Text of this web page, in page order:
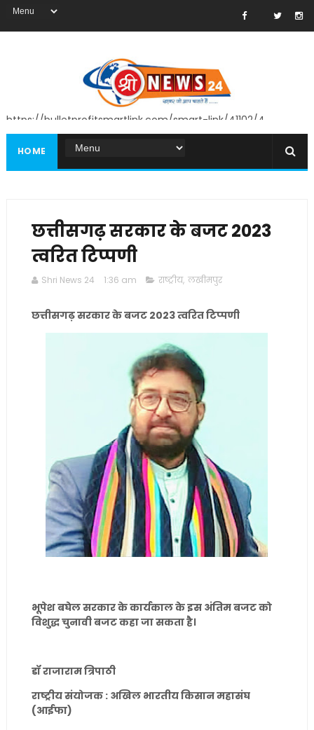
https://bulletprofitsmartlink.com/smart-link/41102/4
HOME
छत्तीसगढ़ सरकार के बजट 2023
त्वरित टिप्पणी
Shri News 24 1:36 am राष्ट्रीय, लखीमपुर
छत्तीसगढ़ सरकार के बजट 2023 त्वरित टिप्पणी
भूपेश बघेल सरकार के कार्यकाल के इस अंतिम बजट को
विशुद्ध चुनावी बजट कहा जा सकता है।
डॉ राजाराम त्रिपाठी
राष्ट्रीय संयोजक : अखिल भारतीय किसान महासंघ
(आईफा)